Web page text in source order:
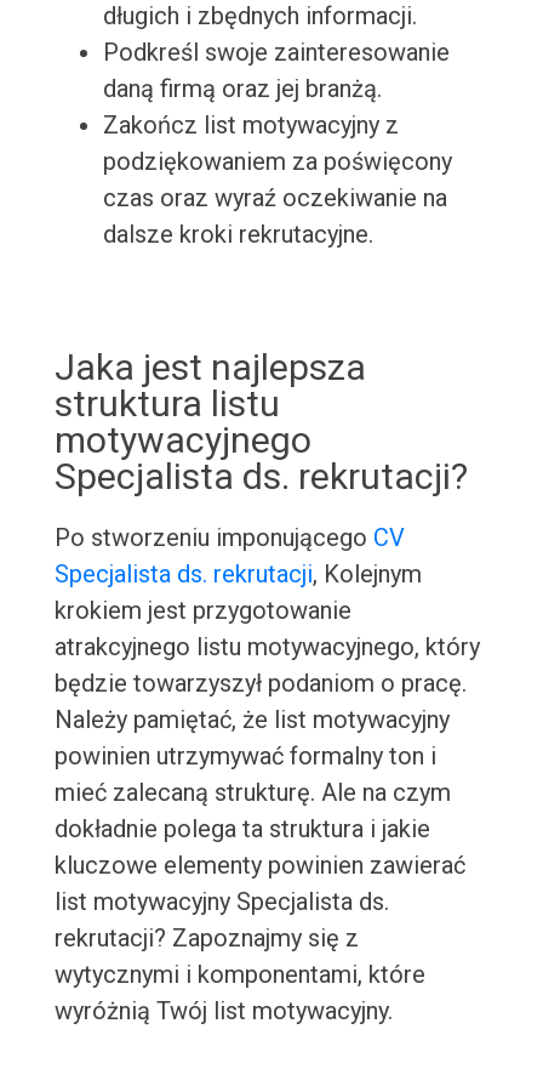
długich i zbędnych informacji.
Podkreśl swoje zainteresowanie
daną firmą oraz jej branżą.
Zakończ list motywacyjny z
podziękowaniem za poświęcony
czas oraz wyraź oczekiwanie na
dalsze kroki rekrutacyjne.
Jaka jest najlepsza
struktura listu
motywacyjnego
Specjalista ds. rekrutacji?
Po stworzeniu imponującego CV
Specjalista ds. rekrutacji, Kolejnym
krokiem jest przygotowanie
atrakcyjnego listu motywacyjnego, który
będzie towarzyszył podaniom o pracę.
Należy pamiętać, że list motywacyjny
powinien utrzymywać formalny ton i
mieć zalecaną strukturę. Ale na czym
dokładnie polega ta struktura i jakie
kluczowe elementy powinien zawierać
list motywacyjny Specjalista ds.
rekrutacji? Zapoznajmy się z
wytycznymi i komponentami, które
wyróżnią Twój list motywacyjny.